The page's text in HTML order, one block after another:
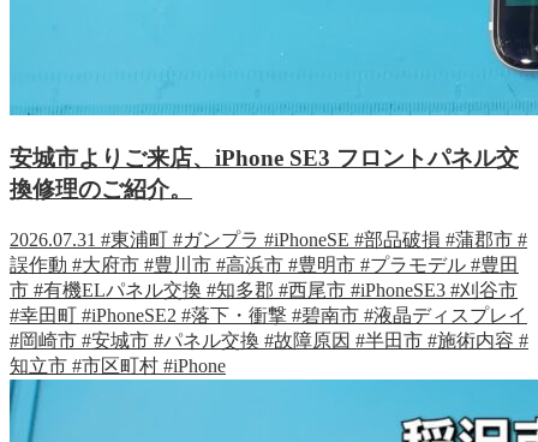
安城市よりご来店、iPhone SE3 フロントパネル交
換修理のご紹介。
2026.07.31 #東浦町 #ガンプラ #iPhoneSE #部品破損 #蒲郡市 #
誤作動 #大府市 #豊川市 #高浜市 #豊明市 #プラモデル #豊田
市 #有機ELパネル交換 #知多郡 #西尾市 #iPhoneSE3 #刈谷市
#幸田町 #iPhoneSE2 #落下・衝撃 #碧南市 #液晶ディスプレイ
#岡崎市 #安城市 #パネル交換 #故障原因 #半田市 #施術内容 #
知立市 #市区町村 #iPhone